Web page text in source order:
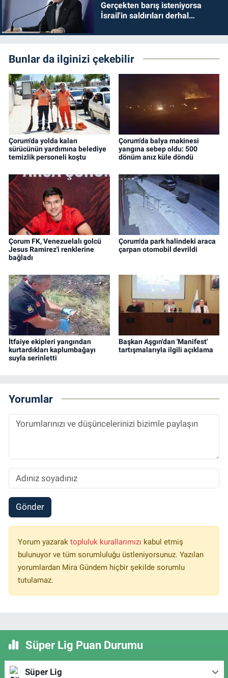
Gerçekten barış isteniyorsa
İsrail'in saldırıları derhal
Bunlar da ilginizi çekebilir
Çorum'da yolda kalan
sürücünün yardımına belediye
temizlik personeli koştu
Çorum'da balya makinesi
yangına sebep oldu: 500
dönüm anız küle döndü
Çorum FK, Venezuelalı golcü
Jesus Ramirez'i renklerine
bağladı
Çorum'da park halindeki araca
çarpan otomobil devrildi
İtfaiye ekipleri yangından
kurtardıkları kaplumbağayı
suyla serinletti
Başkan Aşgın'dan 'Manifest'
tartışmalarıyla ilgili açıklama
Yorumlar
Gönder
Yorum yazarak topluluk kurallarımızı kabul etmiş
bulunuyor ve tüm sorumluluğu üstleniyorsunuz. Yazılan
yorumlardan Mira Gündem hiçbir şekilde sorumlu
tutulamaz.
Süper Lig Puan Durumu
Süper Lig